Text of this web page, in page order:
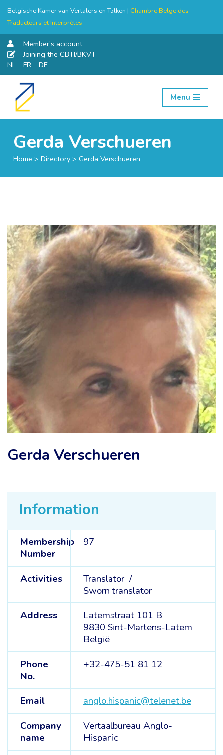
Belgische Kamer van Vertalers en Tolken | Chambre Belge des
Traducteurs et Interprètes
Member’s account
Joining the CBTI/BKVT
NL
FR DE
Skip
Menu
Gerda Verschueren
Home > Directory > Gerda Verschueren
Information
Membership
Number
97
Activities
Translator /
Sworn translator
Address
Latemstraat 101 B
9830 Sint-Martens-Latem
België
Phone
No.
+32-475-51 81 12
Email
anglo.hispanic@telenet.be
Company
name
Vertaalbureau Anglo-
Hispanic
Gerda Verschueren